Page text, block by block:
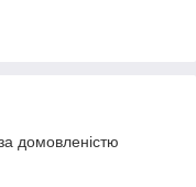
домовленістю